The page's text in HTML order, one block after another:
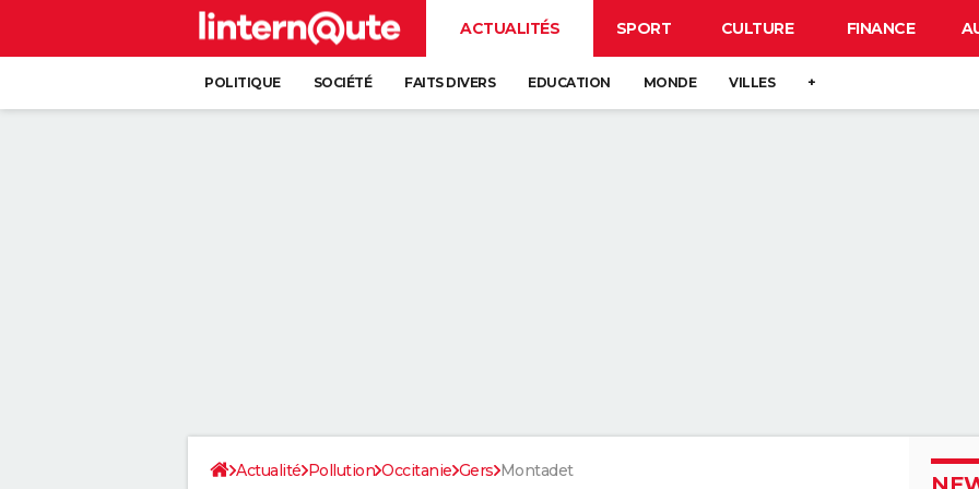
ACTUALITÉS SPORT CULTURE FINANCE
POLITIQUE SOCIÉTÉ FAITS DIVERS EDUCATION MONDE VILLES +
Actualité Pollution Occitanie Gers Montadet